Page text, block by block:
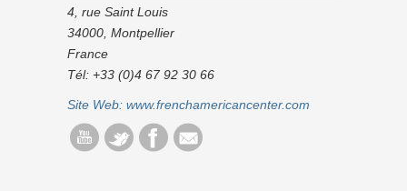
4, rue Saint Louis
34000, Montpellier
France
Tél: +33 (0)4 67 92 30 66
Site Web: www.frenchamericancenter.com